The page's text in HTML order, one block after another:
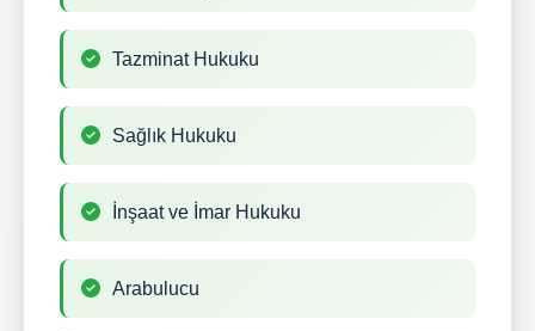
Tazminat Hukuku
Sağlık Hukuku
İnşaat ve İmar Hukuku
Arabulucu